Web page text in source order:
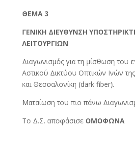
ΘΕΜΑ 3
ΓΕΝΙΚΗ ΔΙΕΥΘΥΝΣΗ
ΛΕΙΤΟΥΡΓΙΩΝ
Διαγωνισμός για τη μίσθωση του
Αστικού Δικτύου Οπτικών Ινών
και Θεσσαλονίκη (dark fiber).
Ματαίωση του πιο πάνω
Το Δ.Σ. αποφάσισε ΟΜΟΦΩΝΑ